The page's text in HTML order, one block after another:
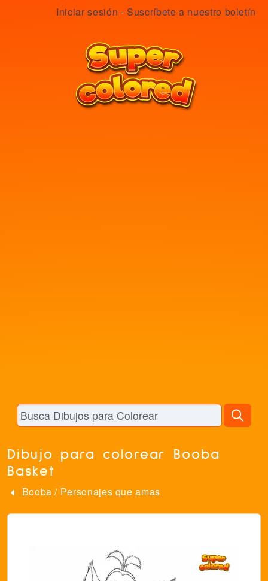
Iniciar sesión -Suscríbete a nuestro boletín
Dibujo para colorear Booba
Basket
Booba / Personajes que amas